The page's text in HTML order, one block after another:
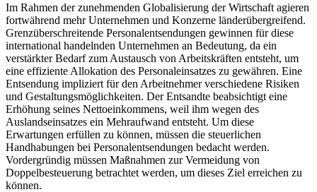
Im Rahmen der zunehmenden Globalisierung der Wirtschaft agieren
fortwährend mehr Unternehmen und Konzerne länderübergreifend.
Grenzüberschreitende Personalentsendungen gewinnen für diese
international handelnden Unternehmen an Bedeutung, da ein
verstärkter Bedarf zum Austausch von Arbeitskräften entsteht, um
eine effiziente Allokation des Personaleinsatzes zu gewähren. Eine
Entsendung impliziert für den Arbeitnehmer verschiedene Risiken
und Gestaltungsmöglichkeiten. Der Entsandte beabsichtigt eine
Erhöhung seines Nettoeinkommens, weil ihm wegen des
Auslandseinsatzes ein Mehraufwand entsteht. Um diese
Erwartungen erfüllen zu können, müssen die steuerlichen
Handhabungen bei Personalentsendungen bedacht werden.
Vordergründig müssen Maßnahmen zur Vermeidung von
Doppelbesteuerung betrachtet werden, um dieses Ziel erreichen zu
können.